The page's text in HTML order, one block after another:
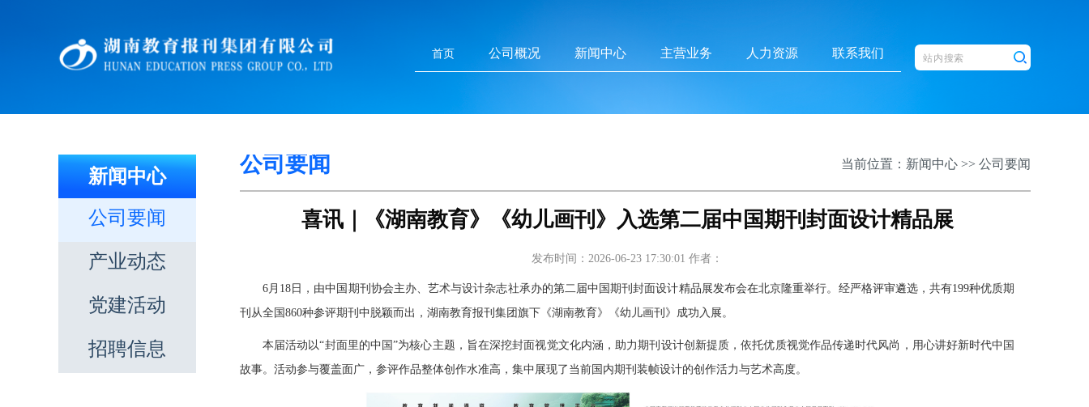
首页 公司概况 新闻中心 主营业务 人力资源 联系我们
新闻中心
公司要闻
产业动态
党建活动
招聘信息
公司要闻 当前位置： 新闻中心 >> 公司要闻
喜讯｜《湖南教育》《幼儿画刊》入选第二届中国期刊封面设计精品展
发布时间：2026-06-23 17:30:01 作者：
6月18日，由中国期刊协会主办、艺术与设计杂志社承办的第二届中国期刊封面设计精品展发布会在北京隆重举行。经严格评审遴选，共有199种优质期
刊从全国860种参评期刊中脱颖而出，湖南教育报刊集团旗下《湖南教育》《幼儿画刊》成功入展。
本届活动以“封面里的中国”为核心主题，旨在深挖封面视觉文化内涵，助力期刊设计创新提质，依托优质视觉作品传递时代风尚，用心讲好新时代中国
故事。活动参与覆盖面广，参评作品整体创作水准高，集中展现了当前国内期刊装帧设计的创作活力与艺术高度。